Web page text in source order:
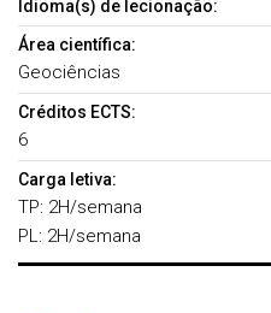
Idioma(s) de lecionação:
Área científica:
Geociências
Créditos ECTS:
6
Carga letiva:
TP: 2H/semana
PL: 2H/semana